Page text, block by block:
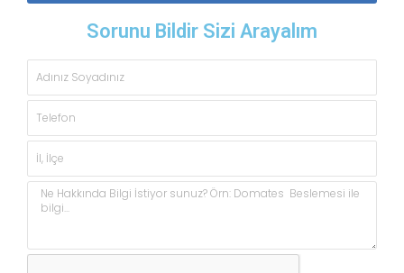
Sorunu Bildir Sizi Arayalım
Adınız
Soyadınız
Telefon
İlçe
Açıklama